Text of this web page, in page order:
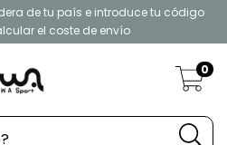
de tu país e introduce tu código
el coste de envío
0